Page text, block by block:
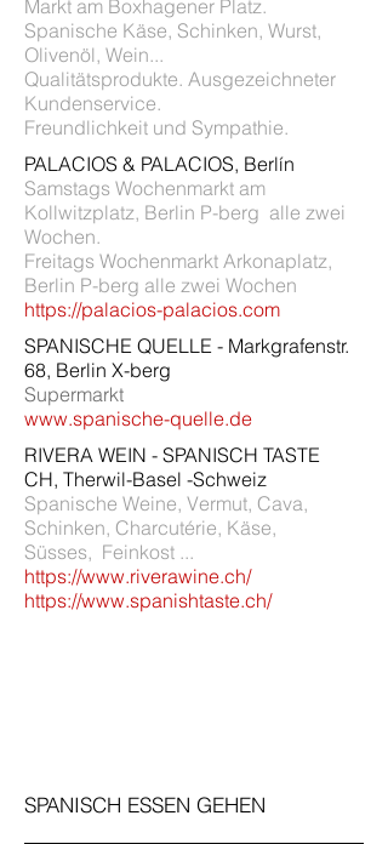
Markt am Boxhagener Platz.
Spanische Käse, Schinken, Wurst,
Olivenöl, Wein...
Qualitätsprodukte. Ausgezeichneter
Kundenservice.
Freundlichkeit und Sympathie.
PALACIOS & PALACIOS, Berlín
Samstags Wochenmarkt am
Kollwitzplatz, Berlin P-berg alle zwei
Wochen.
Freitags Wochenmarkt Arkonaplatz,
Berlin P-berg alle zwei Wochen
https://palacios-palacios.com
SPANISCHE QUELLE - Markgrafenstr.
68, Berlin X-berg
Supermarkt
www.spanische-quelle.de
RIVERA WEIN - SPANISCH TASTE
CH, Therwil-Basel -Schweiz
Spanische Weine, Vermut, Cava,
Schinken, Charcutérie, Käse,
Süsses, Feinkost ...
https://www.riverawine.ch/
https://www.spanishtaste.ch/
SPANISCH ESSEN GEHEN